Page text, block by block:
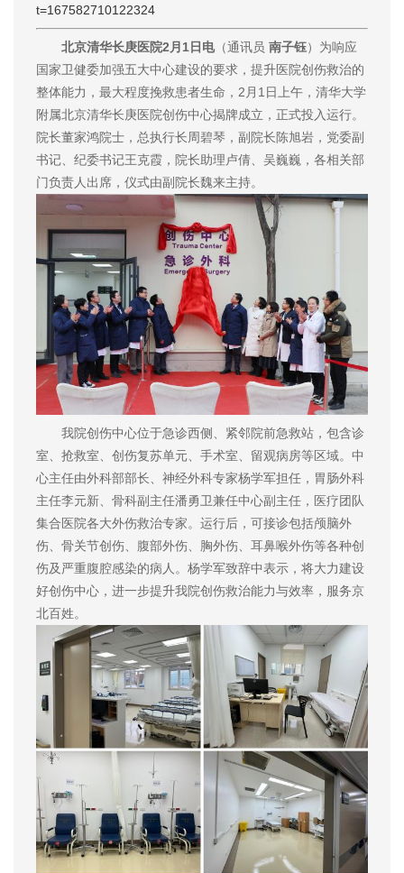
t=167582710122324
北京清华长庚医院2月1日电（通讯员 南子钰）为响应
国家卫健委加强五大中心建设的要求，提升医院创伤救治的
整体能力，最大程度挽救患者生命，2月1日上午，清华大学
附属北京清华长庚医院创伤中心揭牌成立，正式投入运行。
院长董家鸿院士，总执行长周碧琴，副院长陈旭岩，党委副
书记、纪委书记王克霞，院长助理卢倩、吴巍巍，各相关部
门负责人出席，仪式由副院长魏来主持。
我院创伤中心位于急诊西侧、紧邻院前急救站，包含诊
室、抢救室、创伤复苏单元、手术室、留观病房等区域。中
心主任由外科部部长、神经外科专家杨学军担任，胃肠外科
主任李元新、骨科副主任潘勇卫兼任中心副主任，医疗团队
集合医院各大外伤救治专家。运行后，可接诊包括颅脑外
伤、骨关节创伤、腹部外伤、胸外伤、耳鼻喉外伤等各种创
伤及严重腹腔感染的病人。杨学军致辞中表示，将大力建设
好创伤中心，进一步提升我院创伤救治能力与效率，服务京
北百姓。